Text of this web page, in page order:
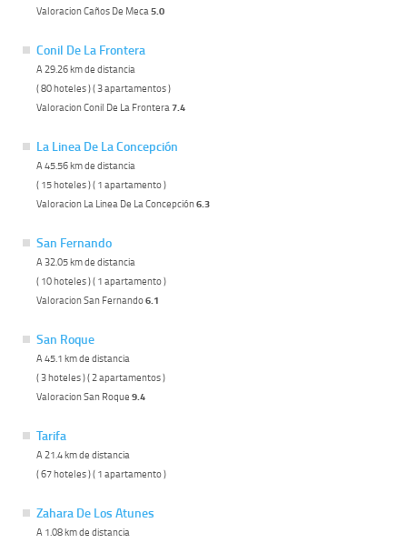
Valoracion Caños De Meca5.0
Conil De La Frontera
A 29.26 km de distancia
( 80 hoteles ) ( 3 apartamentos )
Valoracion Conil De La Frontera7.4
La Linea De La Concepción
A 45.56 km de distancia
( 15 hoteles ) ( 1 apartamento )
Valoracion La Linea De La Concepción6.3
San Fernando
A 32.05 km de distancia
( 10 hoteles ) ( 1 apartamento )
Valoracion San Fernando6.1
San Roque
A 45.1 km de distancia
( 3 hoteles ) ( 2 apartamentos )
Valoracion San Roque 9.4
Tarifa
A 21.4 km de distancia
( 67 hoteles ) ( 1 apartamento )
Zahara De Los Atunes
A 1.08 km de distancia